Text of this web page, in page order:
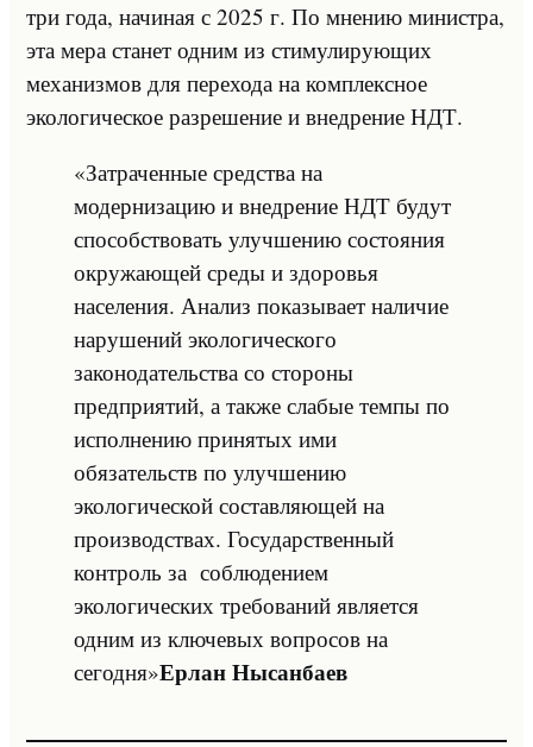
три года, начиная с 2025 г. По мнению министра,
эта мера станет одним из стимулирующих
механизмов для перехода на комплексное
экологическое разрешение и внедрение НДТ.
«Затраченные средства на
модернизацию и внедрение НДТ будут
способствовать улучшению состояния
окружающей среды и здоровья
населения. Анализ показывает наличие
нарушений экологического
законодательства со стороны
предприятий, а также слабые темпы по
исполнению принятых ими
обязательств по улучшению
экологической составляющей на
производствах. Государственный
контроль за соблюдением
экологических требований является
одним из ключевых вопросов на
сегодня»Ерлан Нысанбаев